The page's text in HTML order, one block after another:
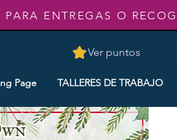
ENTREGAS O
Page TALLERES DE TRABAJO
Ver puntos